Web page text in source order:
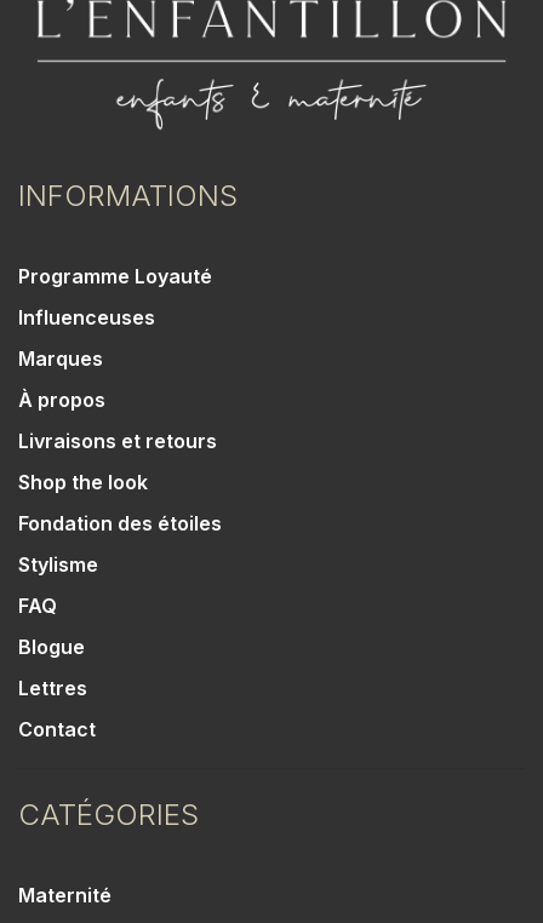
INFORMATIONS
Programme Loyauté
Influenceuses
Marques
À propos
Livraisons et retours
Shop the look
Fondation des étoiles
Stylisme
FAQ
Blogue
Lettres
Contact
CATÉGORIES
Maternité